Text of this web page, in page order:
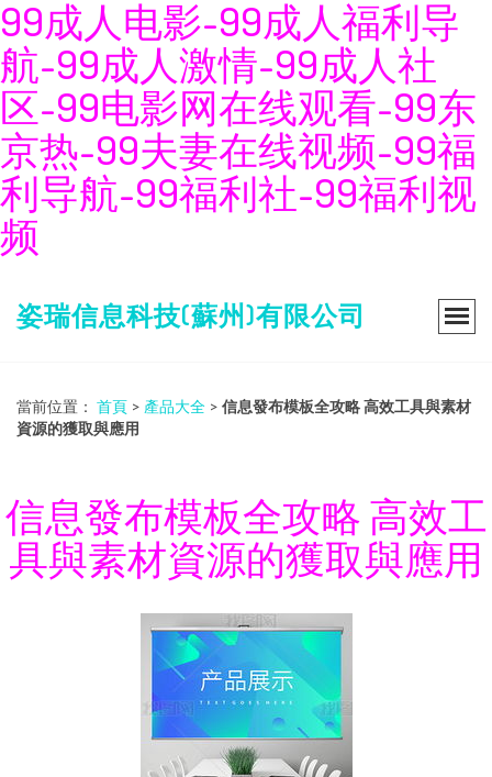
99成人电影-99成人福利导
航-99成人激情-99成人社
区-99电影网在线观看-99东
京热-99夫妻在线视频-99福
利导航-99福利社-99福利视
频
姿瑞信息科技(蘇州)有限公司
當前位置： 首頁 > 產品大全 > 信息發布模板全攻略 高效工具與素材
資源的獲取與應用
信息發布模板全攻略 高效工
具與素材資源的獲取與應用